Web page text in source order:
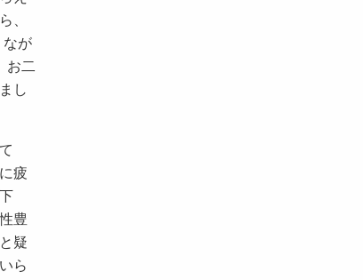
、
なが
お二
し
疲
豊
疑
ら